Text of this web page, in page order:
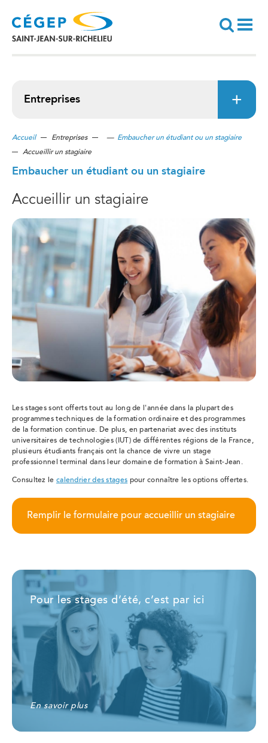
contenu
principal
Recherche
Entreprises
Accueil Entreprises — Embaucher un étudiant ou un stagiaire
Accueillir un stagiaire
Embaucher un étudiant ou un stagiaire
Accueillir un stagiaire
Les stages sont offerts tout au long de l'année dans la plupart des
programmes techniques de la formation ordinaire et des programmes
de la formation continue. De plus, en partenariat avec des instituts
universitaires de technologies (IUT) de différentes régions de la France,
plusieurs étudiants français ont la chance de vivre un stage
professionnel terminal dans leur domaine de formation à Saint-Jean.
Consultez le calendrier des stages pour connaître les options offertes.
Remplir le formulaire pour accueillir un stagiaire
Pour les stages d’été, c’est par ici
En savoir plus